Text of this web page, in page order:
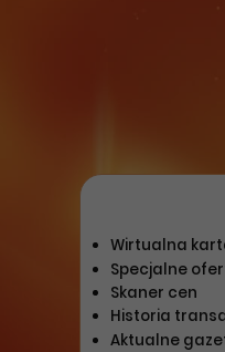
Wirtualna
Specjalne
Skaner cen
Historia
Aktualne